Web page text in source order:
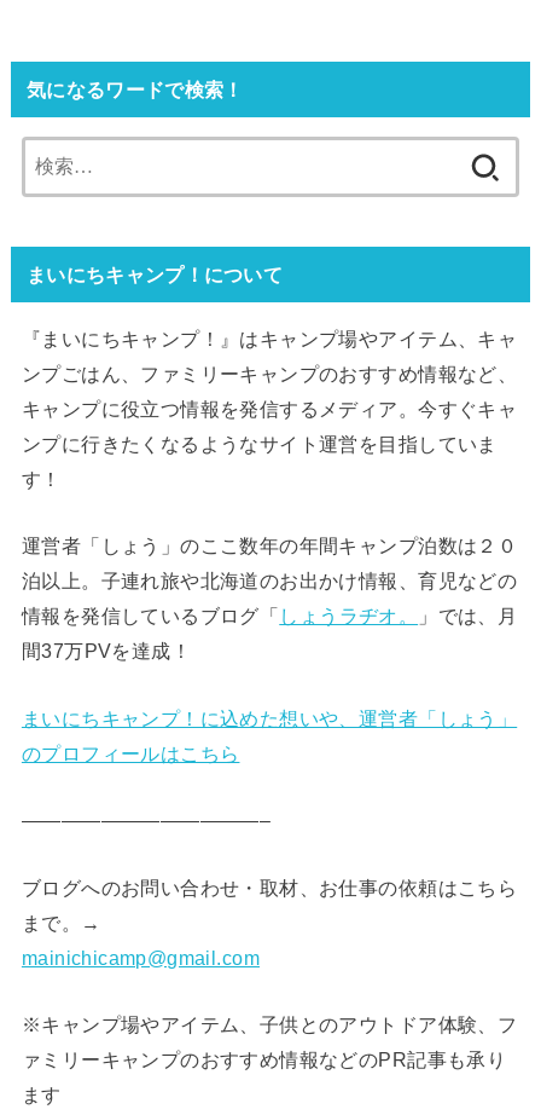
気になるワードで検索！
索:
まいにちキャンプ！について
『まいにちキャンプ！』はキャンプ場やアイテム、キャ
ンプごはん、ファミリーキャンプのおすすめ情報など、
キャンプに役立つ情報を発信するメディア。今すぐキャ
ンプに行きたくなるようなサイト運営を目指していま
す！
運営者「しょう」のここ数年の年間キャンプ泊数は２０
泊以上。子連れ旅や北海道のお出かけ情報、育児などの
情報を発信しているブログ「 しょうラヂオ。
」では、月
間37万PVを達成！
まいにちキャンプ！に込めた想いや、運営者「しょう」
のプロフィールはこちら
————————————–
ブログへのお問い合わせ・取材、お仕事の依頼はこちら
まで。→
mainichicamp@gmail.com
※キャンプ場やアイテム、子供とのアウトドア体験、フ
ァミリーキャンプのおすすめ情報などのPR記事も承り
ます